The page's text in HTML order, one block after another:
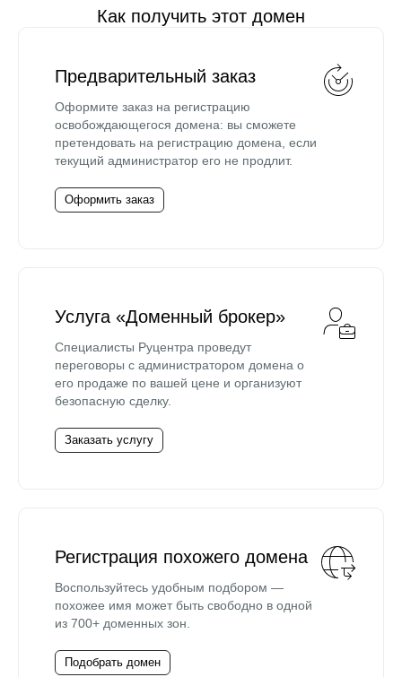
Как получить этот домен
Предварительный заказ
Оформите заказ на регистрацию
освобождающегося домена: вы сможете
претендовать на регистрацию домена, если
текущий администратор его не продлит.
Оформить заказ
Услуга «Доменный брокер»
Специалисты Руцентра проведут
переговоры с администратором домена о
его продаже по вашей цене и организуют
безопасную сделку.
Заказать услугу
Регистрация похожего домена
Воспользуйтесь удобным подбором —
похожее имя может быть свободно в одной
из 700+ доменных зон.
Подобрать домен